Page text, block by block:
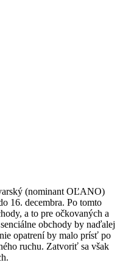
(nominant OĽANO)
16. decembra. Po tomto
a to pre očkovaných a
obchody by naďalej
opatrení by malo prísť po
ruchu. Zatvoriť sa však